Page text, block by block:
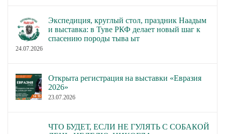
Экспедиция, круглый стол, праздник Наадым
и выставка: в Туве РКФ делает новый шаг к
спасению породы тыва ыт
24.07.2026
Открыта регистрация на выставки «Евразия
2026»
23.07.2026
ЧТО БУДЕТ, ЕСЛИ НЕ ГУЛЯТЬ С СОБАКОЙ